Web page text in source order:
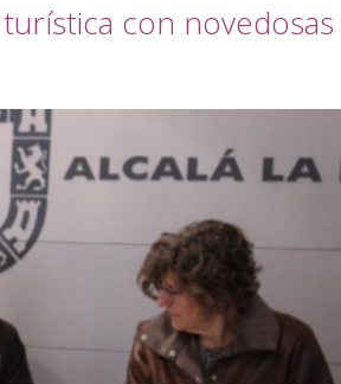
con novedosas